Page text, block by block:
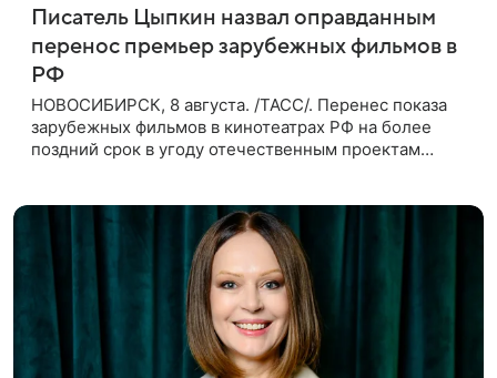
Писатель Цыпкин назвал оправданным
перенос премьер зарубежных фильмов в
РФ
НОВОСИБИРСК, 8 августа. /ТАСС/. Перенес показа
зарубежных фильмов в кинотеатрах РФ на более
поздний срок в угоду отечественным проектам